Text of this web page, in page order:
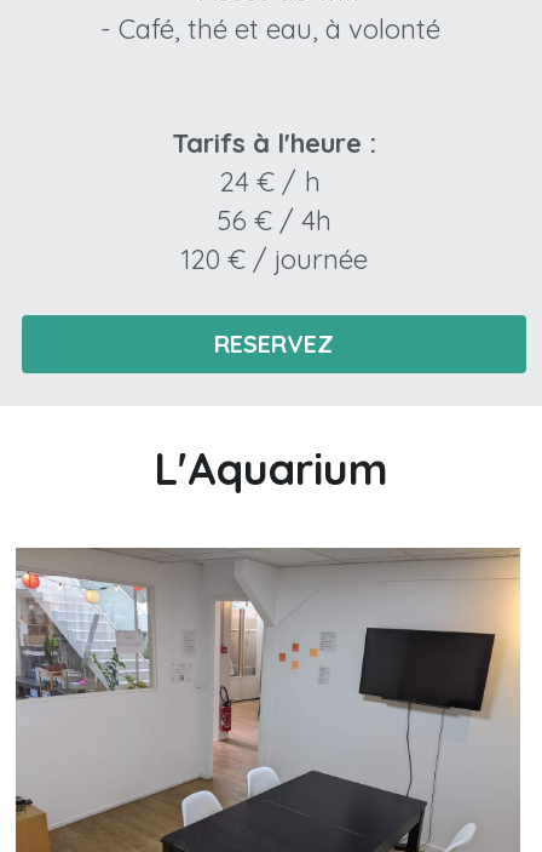
- Café, thé et eau, à volonté
Tarifs à l'heure :
24 € /  h
56 € / 4h
120 € / journée
RESERVEZ
L'Aquarium